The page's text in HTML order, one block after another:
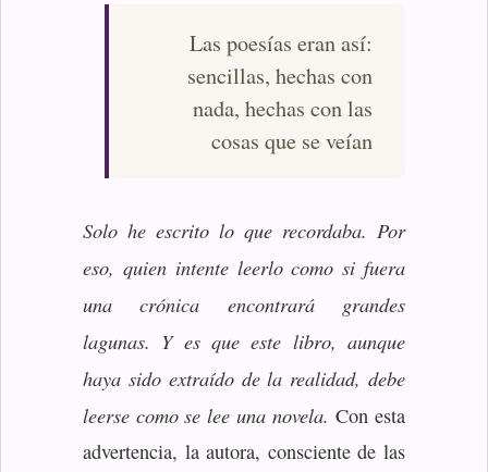
Las poesías eran así:
sencillas, hechas con
nada, hechas con las
cosas que se veían
Solo he escrito lo que recordaba. Por
eso, quien intente leerlo como si fuera
una crónica encontrará grandes
lagunas. Y es que este libro, aunque
haya sido extraído de la realidad, debe
leerse como se lee una novela.Con esta
advertencia, la autora, consciente de las